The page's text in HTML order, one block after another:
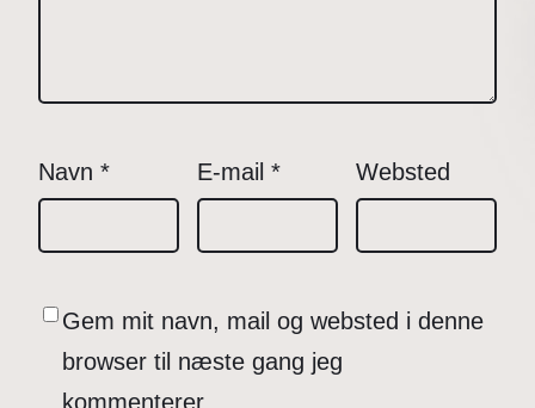
Navn * E-mail * Websted
Gem mit navn, mail og websted i denne
browser til næste gang jeg
kommenterer.